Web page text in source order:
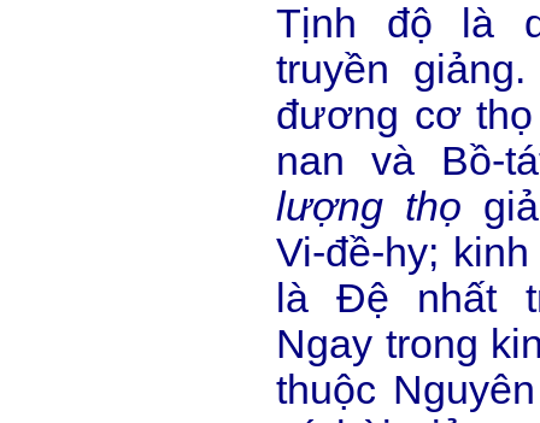
Tịnh độ là
truyền
đương cơ
nan và Bồ-
lượng thọ
Vi-đề-hy;
là Đệ nhất
Ngay trong
thuộc